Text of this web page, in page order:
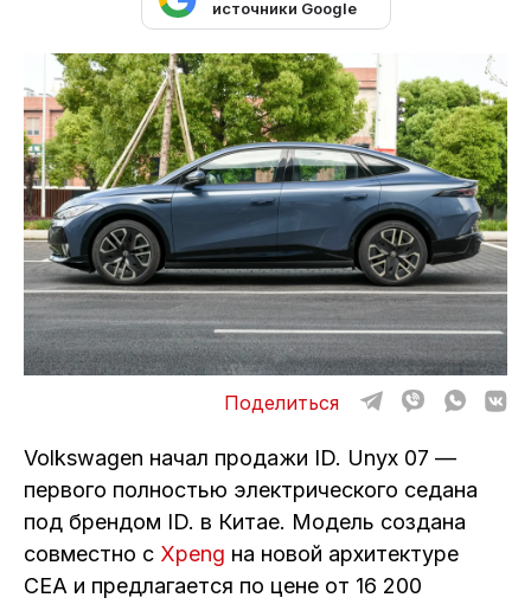
ЛИЗИНГ
НОВОСТИ
ОТЗЫВЫ
ВАКАНСИИ
О КОМПАНИИ
КОНТАКТЫ
источники Google
Поделиться
Volkswagen начал продажи ID. Unyx 07 —
первого полностью электрического седана
под брендом ID. в Китае. Модель создана
совместно с Xpeng на новой архитектуре
CEA и предлагается по цене от 16 200